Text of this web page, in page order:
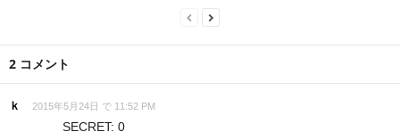
2 コメント
ｋ 2015年5月24日 で 11:52 PM
SECRET: 0